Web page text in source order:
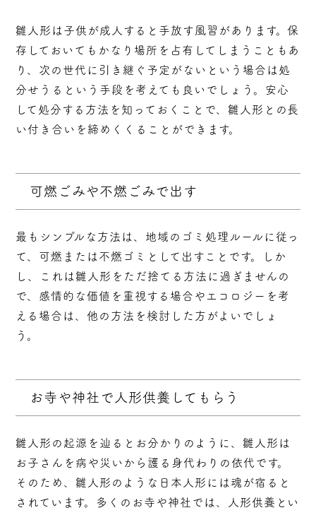
雛人形は子供が成人すると手放す風習があります。保
存しておいてもかなり場所を占有してしまうこともあ
り、次の世代に引き継ぐ予定がないという場合は処
分せうるという手段を考えても良いでしょう。安心
して処分する方法を知っておくことで、雛人形との長
い付き合いを締めくくることができます。
可燃ごみや不燃ごみで出す
最もシンプルな方法は、地域のゴミ処理ルールに従っ
て、可燃または不燃ゴミとして出すことです。しか
し、これは雛人形をただ捨てる方法に過ぎませんの
で、感情的な価値を重視する場合やエコロジーを考
える場合は、他の方法を検討した方がよいでしょ
う。
お寺や神社で人形供養してもらう
雛人形の起源を辿るとお分かりのように、雛人形は
お子さんを病や災いから護る身代わりの依代です。
そのため、雛人形のような日本人形には魂が宿ると
されています。多くのお寺や神社では、人形供養とい